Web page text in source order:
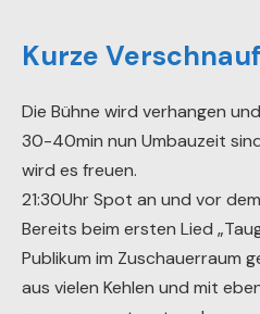
Kurze
Die Bühne wird verhangen
30-40min nun Umbauzeit
wird es freuen.
21:30Uhr Spot an und vor
Bereits beim ersten Lied
Publikum im Zuschauerraum
aus vielen Kehlen und mit